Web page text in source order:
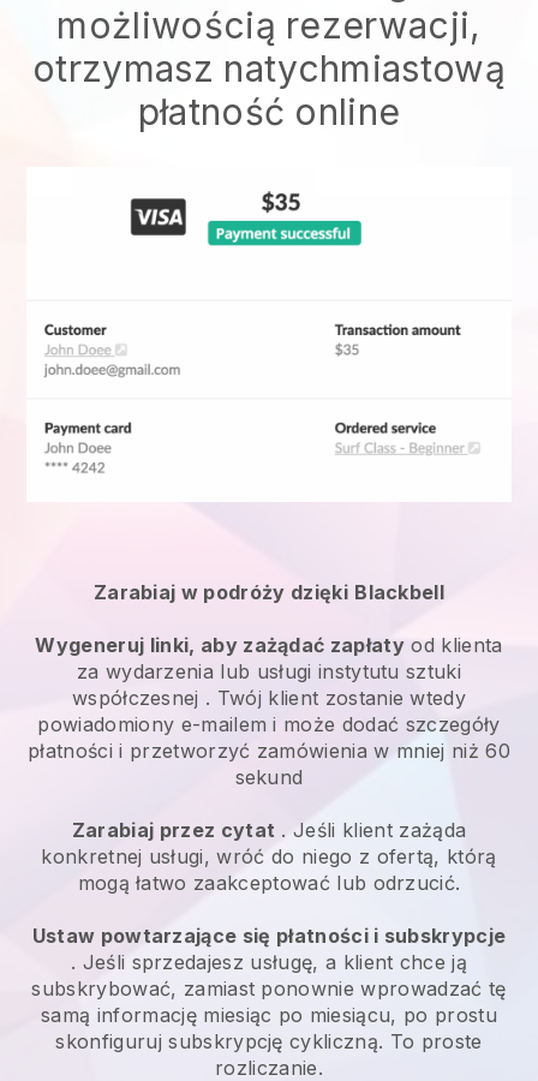
możliwością rezerwacji,
otrzymasz natychmiastową
płatność online
Zarabiaj w podróży dzięki Blackbell
Wygeneruj linki, aby zażądać zapłaty od klienta
za wydarzenia lub usługi instytutu sztuki
współczesnej . Twój klient zostanie wtedy
powiadomiony e-mailem i może dodać szczegóły
płatności i przetworzyć zamówienia w mniej niż 60
sekund
Zarabiaj przez cytat . Jeśli klient zażąda
konkretnej usługi, wróć do niego z ofertą, którą
mogą łatwo zaakceptować lub odrzucić.
Ustaw powtarzające się płatności i subskrypcje
. Jeśli sprzedajesz usługę, a klient chce ją
subskrybować, zamiast ponownie wprowadzać tę
samą informację miesiąc po miesiącu, po prostu
skonfiguruj subskrypcję cykliczną. To proste
rozliczanie.